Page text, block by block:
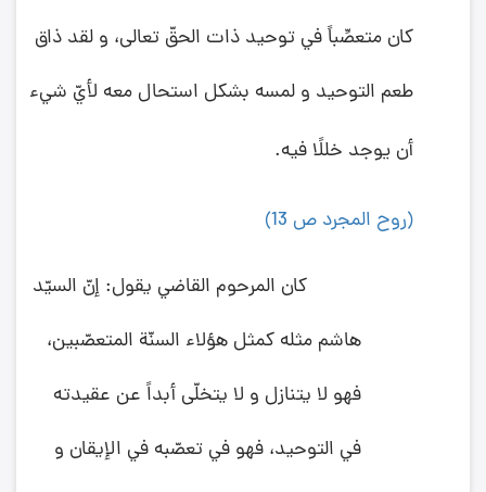
كان متعصِّباً في توحيد ذات الحقّ تعالى، و لقد ذاق
طعم التوحيد و لمسه بشكل استحال معه لأيّ شي‌ء
أن يوجد خللًا فيه.
(روح المجرد ص 13)
كان المرحوم القاضي يقول: إنّ السيّد
هاشم مثله كمثل هؤلاء السنّة المتعصّبين،
فهو لا يتنازل و لا يتخلّى أبداً عن عقيدته
في التوحيد، فهو في تعصّبه في الإيقان و